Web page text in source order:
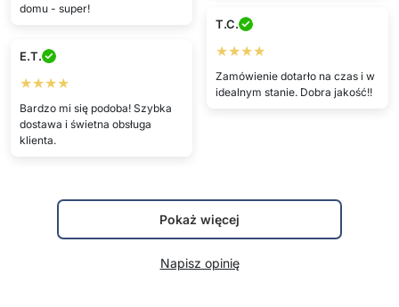
domu - super!
T.C.
★★★★
Zamówienie dotarło na czas i w
idealnym stanie. Dobra jakość!!
E.T.
★★★★
Bardzo mi się podoba! Szybka
dostawa i świetna obsługa
klienta.
Pokaż więcej
Napisz opinię